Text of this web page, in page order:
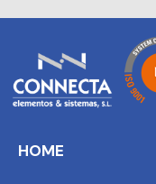
HOME